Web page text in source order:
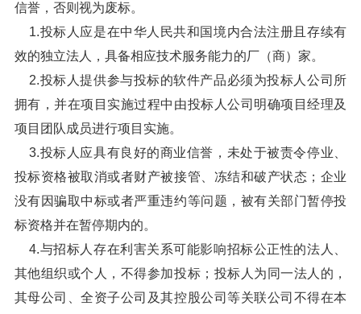
信誉，否则视为废标。
1.投标人应是在中华人民共和国境内合法注册且存续有
效的独立法人，具备相应技术服务能力的厂（商）家。
2.投标人提供参与投标的软件产品必须为投标人公司所
拥有，并在项目实施过程中由投标人公司明确项目经理及
项目团队成员进行项目实施。
3.投标人应具有良好的商业信誉，未处于被责令停业、
投标资格被取消或者财产被接管、冻结和破产状态；企业
没有因骗取中标或者严重违约等问题，被有关部门暂停投
标资格并在暂停期内的。
4.与招标人存在利害关系可能影响招标公正性的法人、
其他组织或个人，不得参加投标；投标人为同一法人的，
其母公司、全资子公司及其控股公司等关联公司不得在本